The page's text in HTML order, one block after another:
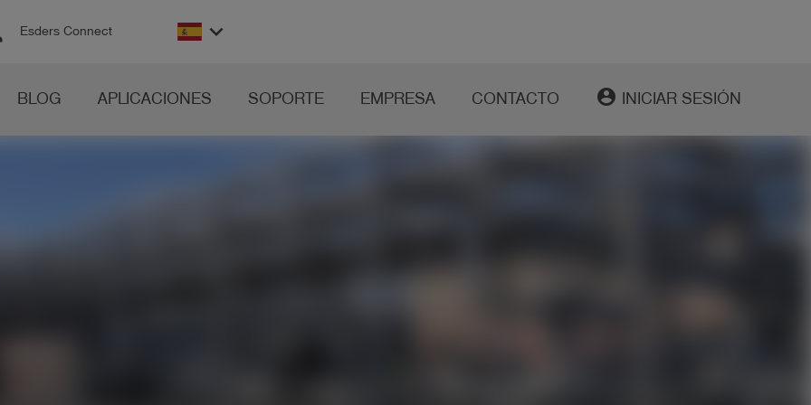
Esders Connect keyboard_arrow_down
BLOG APLICACIONES SOPORTE EMPRESA CONTACTO account_circle INICIAR SESIÓN